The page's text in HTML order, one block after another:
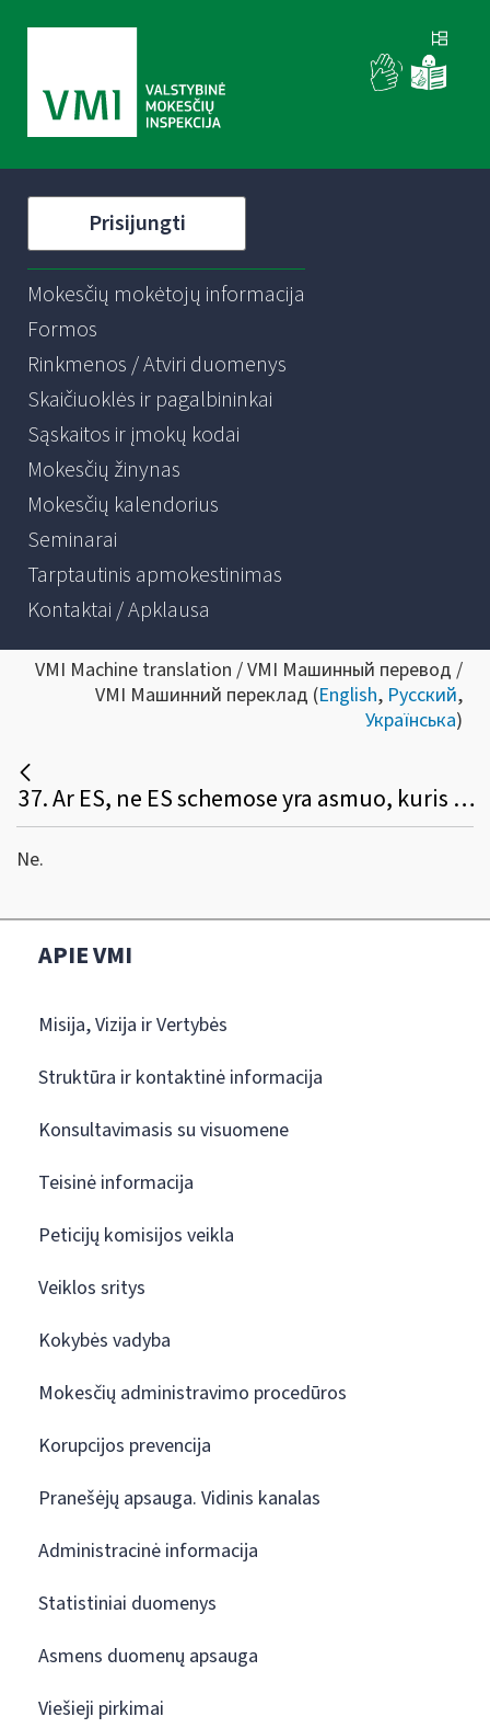
Prisijungti
Mokesčių mokėtojų informacija
Formos
Rinkmenos / Atviri duomenys
Skaičiuoklės ir pagalbininkai
Sąskaitos ir įmokų kodai
Mokesčių žinynas
Mokesčių kalendorius
Seminarai
Tarptautinis apmokestinimas
Kontaktai / Apklausa
VMI Machine translation / VMI Машинный перевод /
VMI Машинний переклад (English, Русский,
Українська)
37. Ar ES, ne ES schemose yra asmuo, kuris veikia taip, kaip importo tarpininkas Importo schemoje?
Ne.
APIE VMI
Misija, Vizija ir Vertybės
Struktūra ir kontaktinė informacija
Konsultavimasis su visuomene
Teisinė informacija
Peticijų komisijos veikla
Veiklos sritys
Kokybės vadyba
Mokesčių administravimo procedūros
Korupcijos prevencija
Pranešėjų apsauga. Vidinis kanalas
Administracinė informacija
Statistiniai duomenys
Asmens duomenų apsauga
Viešieji pirkimai